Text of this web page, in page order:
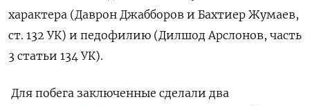
характера (Даврон Джабборов и Бахтиер Жумаев,
ст. 132 УК) и педофилию (Дилшод Арслонов, часть
3 статьи 134 УК).
Для побега заключенные сделали два